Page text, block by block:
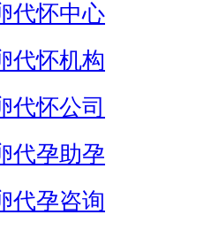
代怀中心
代怀机构
代怀公司
代孕助孕
代孕咨询